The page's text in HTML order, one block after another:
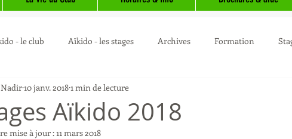
- le club Aïkido - les stages Archives Formation
Aïkido 2018
Nadir10 janv. 20181 min de lecture
mise à jour :11 mars 2018